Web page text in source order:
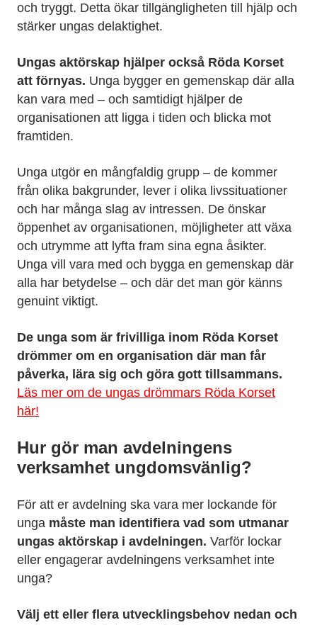
och tryggt. Detta ökar tillgängligheten till hjälp och
stärker ungas delaktighet.
Ungas aktörskap hjälper också Röda Korset
att förnyas. Unga bygger en gemenskap där alla
kan vara med – och samtidigt hjälper de
organisationen att ligga i tiden och blicka mot
framtiden.
Unga utgör en mångfaldig grupp – de kommer
från olika bakgrunder, lever i olika livssituationer
och har många slag av intressen. De önskar
öppenhet av organisationen, möjligheter att växa
och utrymme att lyfta fram sina egna åsikter.
Unga vill vara med och bygga en gemenskap där
alla har betydelse – och där det man gör känns
genuint viktigt.
De unga som är frivilliga inom Röda Korset
drömmer om en organisation där man får
påverka, lära sig och göra gott tillsammans.
Läs mer om de ungas drömmars Röda Korset
här!
Hur gör man avdelningens
verksamhet ungdomsvänlig?
För att er avdelning ska vara mer lockande för
unga måste man identifiera vad som utmanar
ungas aktörskap i avdelningen. Varför lockar
eller engagerar avdelningens verksamhet inte
unga?
Välj ett eller flera utvecklingsbehov nedan och